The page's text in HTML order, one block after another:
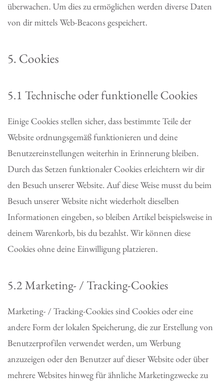
überwachen. Um dies zu ermöglichen werden diverse Daten
von dir mittels Web-Beacons gespeichert.
5. Cookies
5.1 Technische oder funktionelle Cookies
Einige Cookies stellen sicher, dass bestimmte Teile der
Website ordnungsgemäß funktionieren und deine
Benutzereinstellungen weiterhin in Erinnerung bleiben.
Durch das Setzen funktionaler Cookies erleichtern wir dir
den Besuch unserer Website. Auf diese Weise musst du beim
Besuch unserer Website nicht wiederholt dieselben
Informationen eingeben, so bleiben Artikel beispielsweise in
deinem Warenkorb, bis du bezahlst. Wir können diese
Cookies ohne deine Einwilligung platzieren.
5.2 Marketing- / Tracking-Cookies
Marketing- / Tracking-Cookies sind Cookies oder eine
andere Form der lokalen Speicherung, die zur Erstellung von
Benutzerprofilen verwendet werden, um Werbung
anzuzeigen oder den Benutzer auf dieser Website oder über
mehrere Websites hinweg für ähnliche Marketingzwecke zu